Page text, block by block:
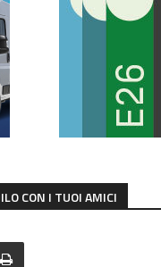
CON I TUOI AMICI